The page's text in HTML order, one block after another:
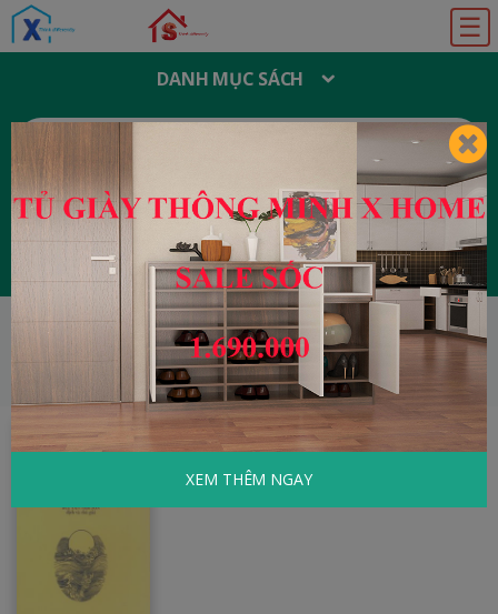
☰
DANH MỤC SÁCH
T
M
I
M
Đăng ký Đăng nhập
HOME Triết Học
Các Nguyên Lý Của Triết
Học Pháp Quyền
XEM THÊM NGAY